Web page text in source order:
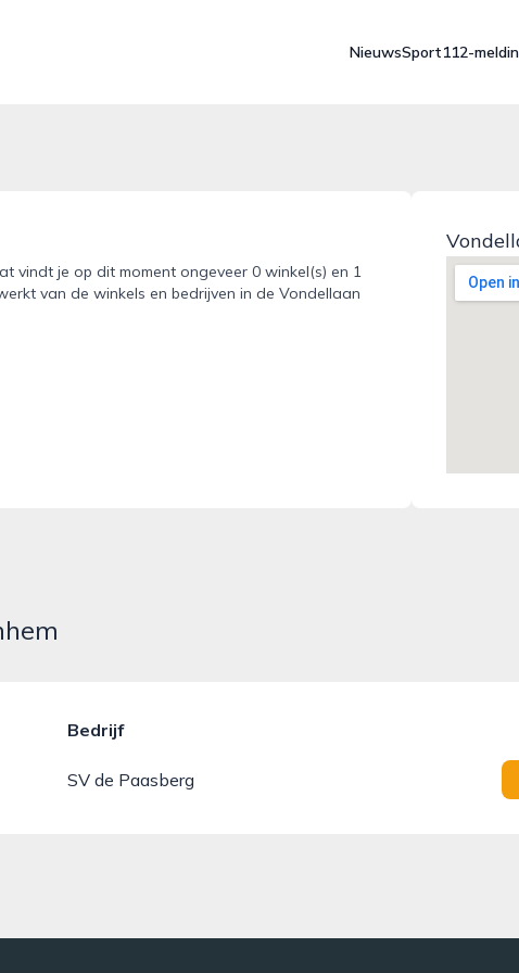
NieuwsSport112-
vindt je op dit moment ongeveer 0 winkel(s) en 1
van de winkels en bedrijven in de Vondellaan
Bedrijf
SV de Paasberg